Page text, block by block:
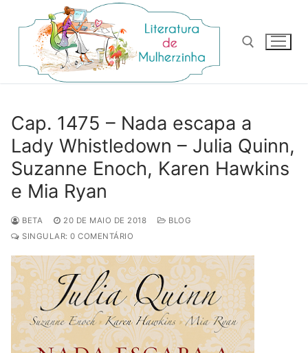
para
conteúdo
Cap. 1475 – Nada escapa a
Lady Whistledown – Julia Quinn,
Suzanne Enoch, Karen Hawkins
e Mia Ryan
BETA 20 DE MAIO DE 2018
BLOG
SINGULAR: 0 COMENTÁRIO